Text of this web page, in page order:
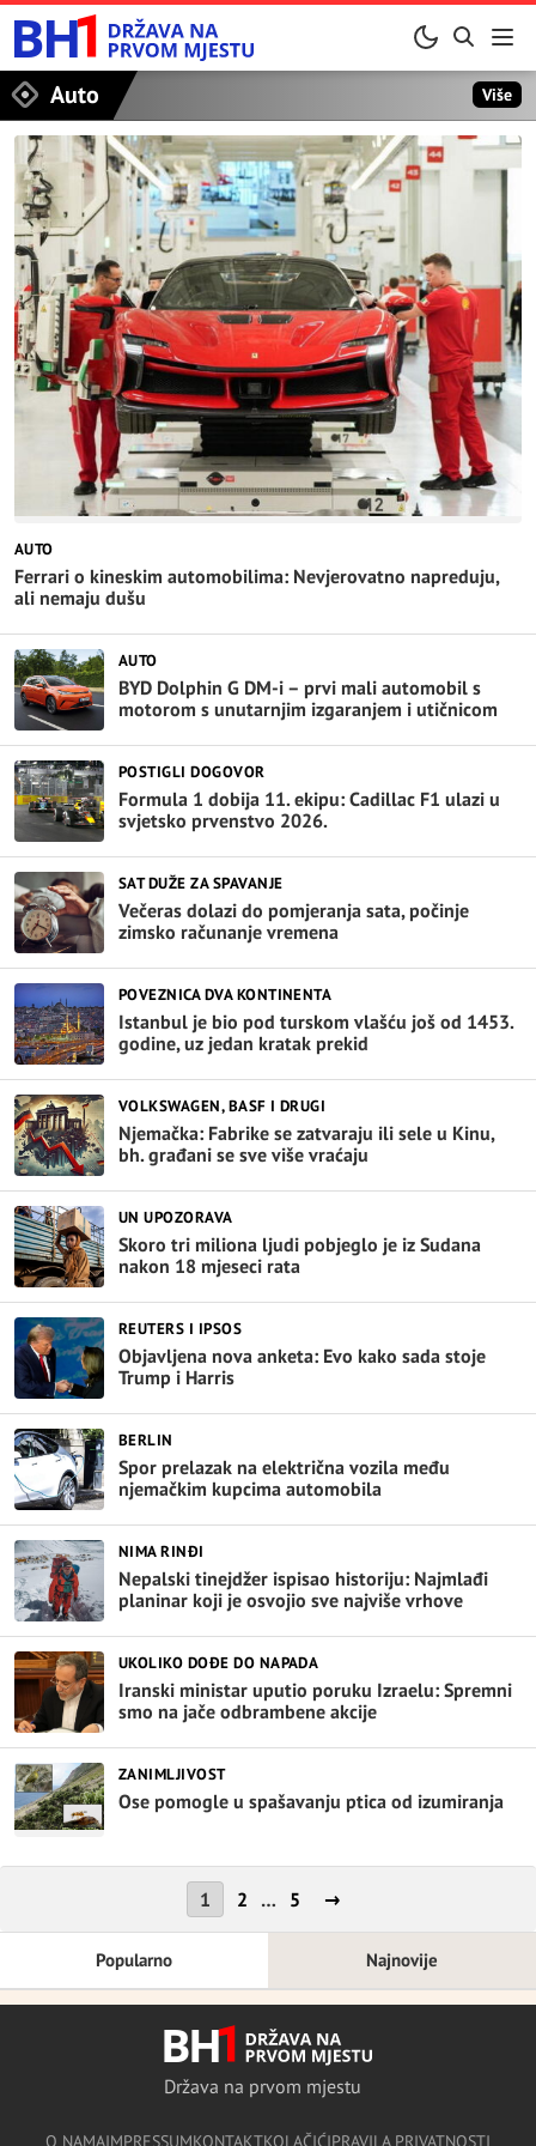
Auto Više
AUTO
Ferrari o kineskim automobilima: Nevjerovatno napreduju,
ali nemaju dušu
AUTO
BYD Dolphin G DM-i – prvi mali automobil s
motorom s unutarnjim izgaranjem i utičnicom
POSTIGLI DOGOVOR
Formula 1 dobija 11. ekipu: Cadillac F1 ulazi u
svjetsko prvenstvo 2026.
SAT DUŽE ZA SPAVANJE
Večeras dolazi do pomjeranja sata, počinje
zimsko računanje vremena
POVEZNICA DVA KONTINENTA
Istanbul je bio pod turskom vlašću još od 1453.
godine, uz jedan kratak prekid
VOLKSWAGEN, BASF I DRUGI
Njemačka: Fabrike se zatvaraju ili sele u Kinu,
bh. građani se sve više vraćaju
UN UPOZORAVA
Skoro tri miliona ljudi pobjeglo je iz Sudana
nakon 18 mjeseci rata
REUTERS I IPSOS
Objavljena nova anketa: Evo kako sada stoje
Trump i Harris
BERLIN
Spor prelazak na električna vozila među
njemačkim kupcima automobila
NIMA RINĐI
Nepalski tinejdžer ispisao historiju: Najmlađi
planinar koji je osvojio sve najviše vrhove
UKOLIKO DOĐE DO NAPADA
Iranski ministar uputio poruku Izraelu: Spremni
smo na jače odbrambene akcije
ZANIMLJIVOST
Ose pomogle u spašavanju ptica od izumiranja
1 2 … 5 →
Popularno Najnovije
Država na prvom mjestu
O NAMAIMPRESSUMKONTAKTKOLAČIĆIPRAVILA PRIVATNOSTI